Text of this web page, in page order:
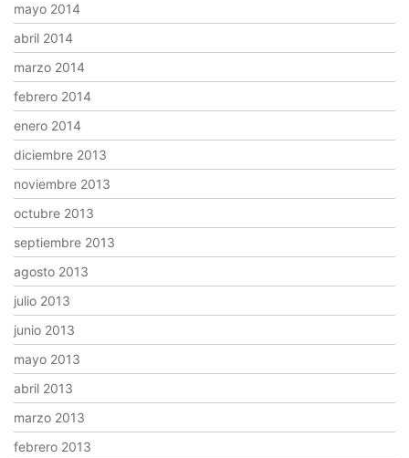
mayo 2014
abril 2014
marzo 2014
febrero 2014
enero 2014
diciembre 2013
noviembre 2013
octubre 2013
septiembre 2013
agosto 2013
julio 2013
junio 2013
mayo 2013
abril 2013
marzo 2013
febrero 2013